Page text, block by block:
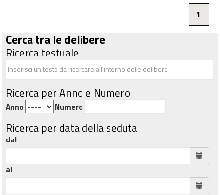
1
Cerca tra le delibere
Ricerca testuale
Ricerca per Anno e Numero
Anno Numero
Ricerca per data della seduta
dal
al